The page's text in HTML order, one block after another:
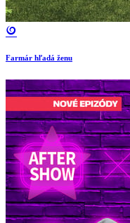
Farmár hľadá ženu